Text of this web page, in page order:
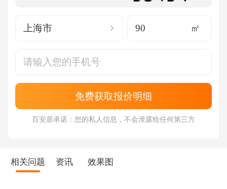
上海市 ㎡
免费获取报价明细
百安居承诺：您的私人信息，不会泄露给任何第三方
相关问题 资讯 效果图